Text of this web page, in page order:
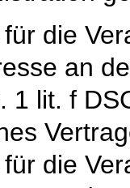
die
an
1 lit. f
die